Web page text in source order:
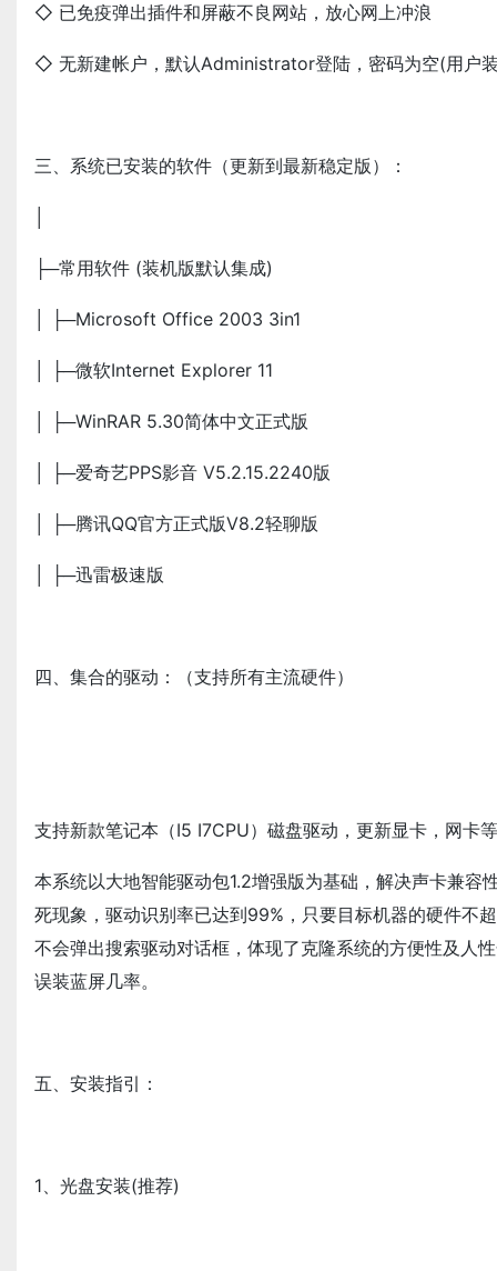
◇ 已免疫弹出插件和屏蔽不良网站，放心网上冲浪
◇ 无新建帐户，默认Administrator登陆，密码为空(用户
三、系统已安装的软件（更新到最新稳定版）：
├─常用软件 (装机版默认集成)
│ ├─Microsoft Office 2003 3in1
│ ├─微软Internet Explorer 11
│ ├─WinRAR 5.30简体中文正式版
│ ├─爱奇艺PPS影音 V5.2.15.2240版
│ ├─腾讯QQ官方正式版V8.2轻聊版
│ ├─迅雷极速版
四、集合的驱动：（支持所有主流硬件）
支持新款笔记本（I5 I7CPU）磁盘驱动，更新显卡，网卡
本系统以大地智能驱动包1.2增强版为基础，解决声卡兼容
死现象，驱动识别率已达到99%，只要目标机器的硬件不
不会弹出搜索驱动对话框，体现了克隆系统的方便性及人
误装蓝屏几率。
五、安装指引：
1、光盘安装(推荐)